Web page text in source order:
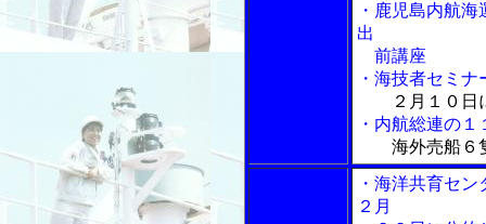
・鹿児島内航
出
前講座
・海技者セミ
２月１０
・内航総連の
海外売船６
・海洋共育セ
２月